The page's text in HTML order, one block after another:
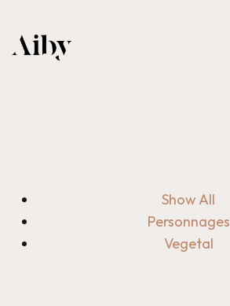
Show All
Personnages
Vegetal